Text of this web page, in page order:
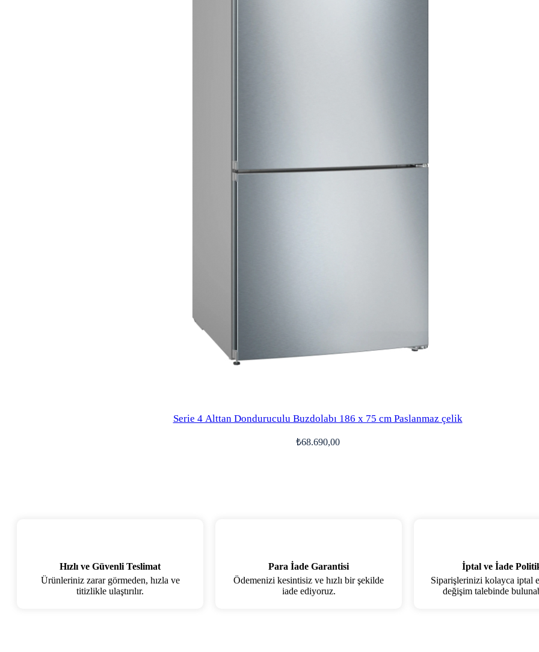
Serie 4 Alttan Donduruculu Buzdolabı 186 x 75 cm Paslanmaz çelik
₺68.690,00
Hızlı ve Güvenli Teslimat
Ürünleriniz zarar görmeden, hızla ve
titizlikle ulaştırılır.
Para İade Garantisi
Ödemenizi kesintisiz ve hızlı bir şekilde
iade ediyoruz.
İptal ve İade
Siparişlerinizi kolayca iptal
değişim talebinde